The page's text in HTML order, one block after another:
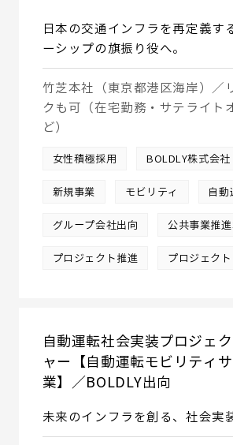
日本の交通インフラを再定義す
ーシップの旗振り役へ。
竹芝本社（東京都港区海岸）／
クも可（在宅勤務・サテライト
ど）
女性積極採用 BOLDLY株式会社
新規事業 モビリティ 自動
グループ会社出向 公共事業推
プロジェクト推進 プロジェク
自動運転社会実装プロジェ
ャー【自動運転モビリティ
業】／BOLDLY出向
未来のインフラを創る、社会実